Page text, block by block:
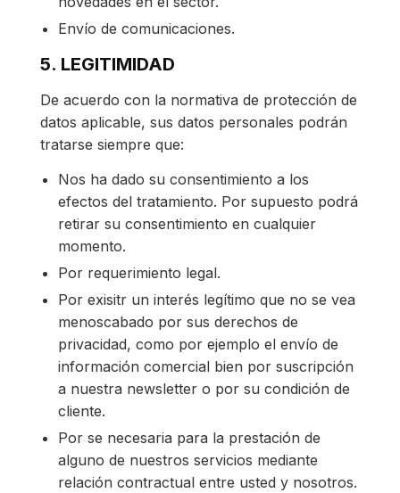
Envío de comunicaciones.
5. LEGITIMIDAD
De acuerdo con la normativa de protección de
datos aplicable, sus datos personales podrán
tratarse siempre que:
Nos ha dado su consentimiento a los
efectos del tratamiento. Por supuesto podrá
retirar su consentimiento en cualquier
momento.
Por requerimiento legal.
Por exisitr un interés legítimo que no se vea
menoscabado por sus derechos de
privacidad, como por ejemplo el envío de
información comercial bien por suscripción
a nuestra newsletter o por su condición de
cliente.
Por se necesaria para la prestación de
alguno de nuestros servicios mediante
relación contractual entre usted y nosotros.